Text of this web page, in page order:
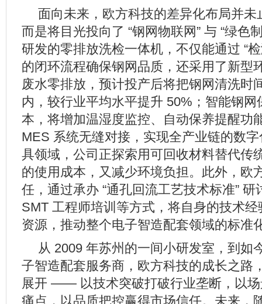
面向未来，欧方科技的差异化布局并未
而是将目光投向了 “钢网物联网” 与 “绿色
研发的零排放洗检一体机，不仅能通过 “
的闭环流程确保钢网品质，还采用了新型
废水零排放，预计投产后将把钢网清洗时
内，较行业平均水平提升 50%；智能钢网
本，将增加温湿度监控、自动保养提醒功
MES 系统无缝对接，实现全产业链的数
具领域，公司正探索用可回收材料替代传
的使用成本，又减少环境负担。此外，欧
任，通过承办 “通孔回流工艺技术标准”
SMT 工程师培训等方式，将自身的技术
资源，推动整个电子智造配套领域的标准
从 2009 年苏州的一间小研发室，到如
子智造配套服务商，欧方科技的成长之路
展开 —— 以技术突破打破行业垄断，以
痛点，以品质把控赢得市场信任。未来，